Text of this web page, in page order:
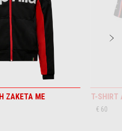
ΖΑΚΕΤΑ ΜΕ
T-SHIRT
€ 60